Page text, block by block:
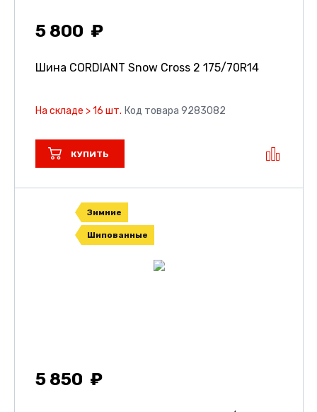
5 800
Шина CORDIANT Snow Cross 2 175/70R14
На складе > 16 шт. Код товара 9283082
КУПИТЬ
Зимние
Шипованные
5 850